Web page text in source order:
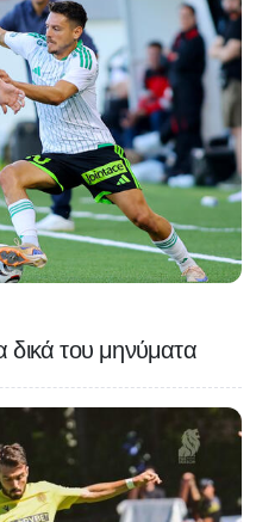
δικά του μηνύματα